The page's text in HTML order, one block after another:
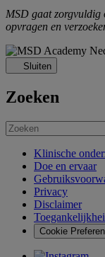
MSD gaat zorgvuldig
opvragen en
Sluiten
Zoeken
Zoek
naar
Klinische
Doe en ervaar
Privacy
Disclaimer
Cookie